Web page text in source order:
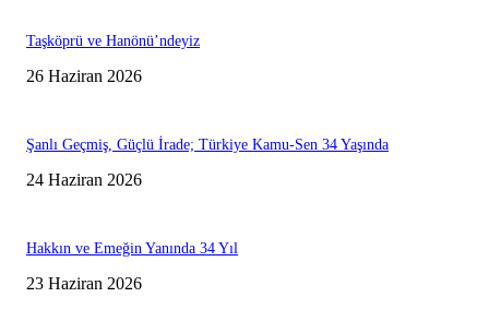
Taşköprü ve Hanönü’ndeyiz
26 Haziran 2026
Şanlı Geçmiş, Güçlü İrade; Türkiye Kamu-Sen 34 Yaşında
24 Haziran 2026
Hakkın ve Emeğin Yanında 34 Yıl
23 Haziran 2026